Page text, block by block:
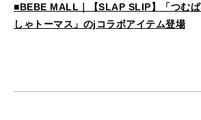
■BEBE MALL｜【SLAP SLIP】「つむ
しゃトーマス」のjコラボアイテム登場